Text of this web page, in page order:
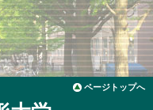
ページトップへ